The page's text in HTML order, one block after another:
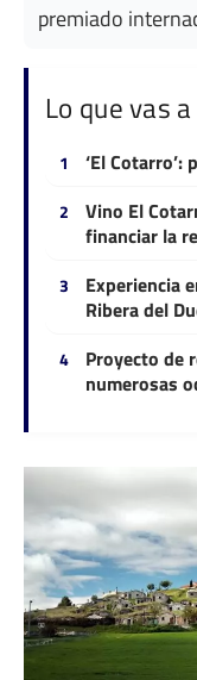
premiado
Lo que vas
‘El
Vino El
financiar la
Experiencia
Ribera del
Proyecto de
numerosas